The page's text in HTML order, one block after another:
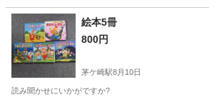
神奈川 横浜市 その他
絵本5冊
800円
茅ケ崎駅8月10日
読み聞かせにいかがですか?